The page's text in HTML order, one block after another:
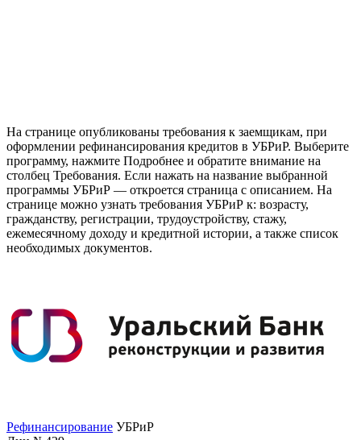
На странице опубликованы требования к заемщикам, при
оформлении рефинансирования кредитов в УБРиР. Выберите
программу, нажмите Подробнее и обратите внимание на
столбец Требования. Если нажать на название выбранной
программы УБРиР — откроется страница с описанием. На
странице можно узнать требования УБРиР к: возрасту,
гражданству, регистрации, трудоустройству, стажу,
ежемесячному доходу и кредитной истории, а также список
необходимых документов.
Рефинансирование УБРиР